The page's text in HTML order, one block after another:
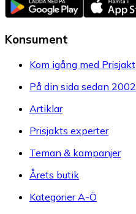
Konsument
Kom igång med Prisjakt
På din sida sedan 2002
Artiklar
Prisjakts experter
Teman & kampanjer
Årets butik
Kategorier A-Ö